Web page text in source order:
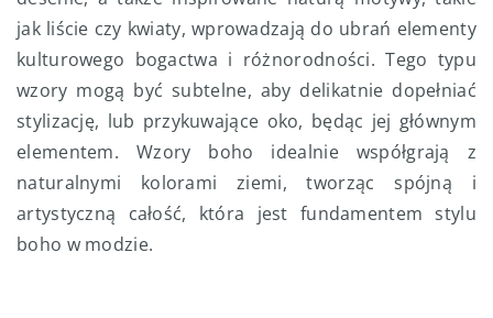
jak liście czy kwiaty, wprowadzają do ubrań elementy
kulturowego bogactwa i różnorodności. Tego typu
wzory mogą być subtelne, aby delikatnie dopełniać
stylizację, lub przykuwające oko, będąc jej głównym
elementem. Wzory boho idealnie współgrają z
naturalnymi kolorami ziemi, tworząc spójną i
artystyczną całość, która jest fundamentem stylu
boho w modzie.